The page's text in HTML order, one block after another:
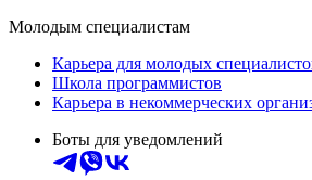
Молодым специалистам
Карьера для молодых
Школа программистов
Карьера в некоммерческих
Боты для уведомлений